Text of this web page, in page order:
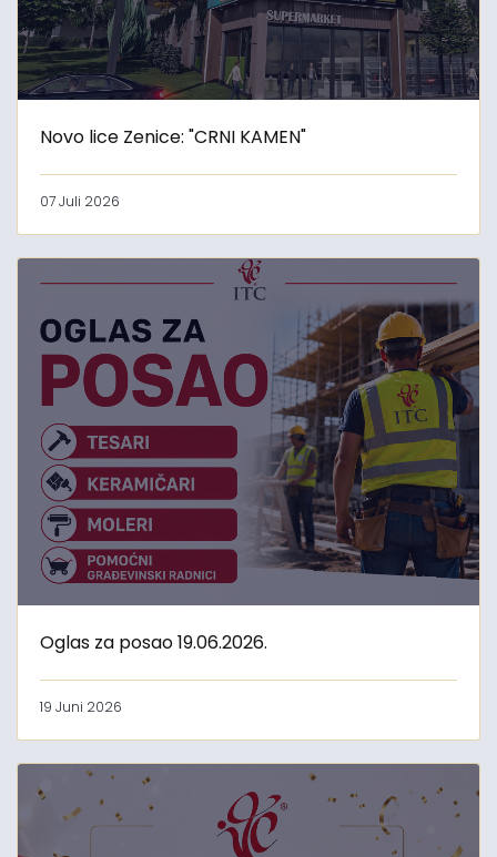
Novo lice Zenice: "CRNI KAMEN"
07 Juli 2026
Oglas za posao 19.06.2026.
19 Juni 2026